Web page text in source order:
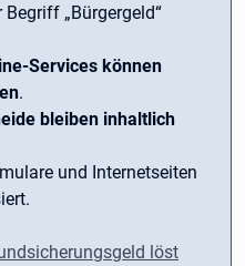
­„Bürgergeld“
Services können
.
bleiben inhaltlich
und Internetseiten
löst